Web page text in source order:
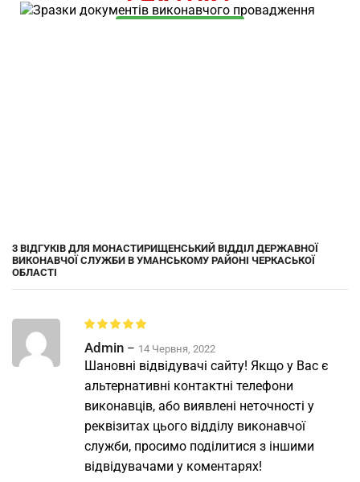
3 ВІДГУКІВ ДЛЯ МОНАСТИРИЩЕНСЬКИЙ ВІДДІЛ ДЕРЖАВНОЇ
ВИКОНАВЧОЇ СЛУЖБИ В УМАНСЬКОМУ РАЙОНІ ЧЕРКАСЬКОЇ
ОБЛАСТІ
Admin – 14 Червня, 2022
Шановні відвідувачі сайту! Якщо у Вас є
альтернативні контактні телефони
виконавців, або виявлені неточності у
реквізитах цього відділу виконавчої
служби, просимо поділитися з іншими
відвідувачами у коментарях!